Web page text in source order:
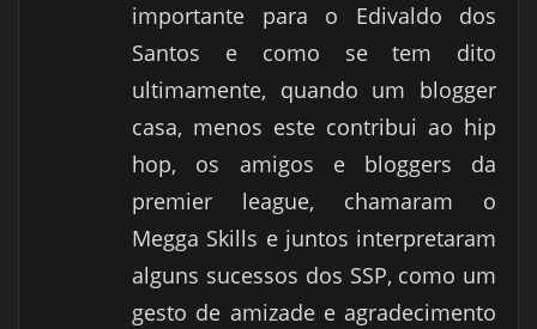
importante para o Edivaldo dos
Santos e como se tem dito
ultimamente, quando um blogger
casa, menos este contribui ao hip
hop, os amigos e bloggers da
premier league, chamaram o
Megga Skills e juntos interpretaram
alguns sucessos dos SSP, como um
gesto de amizade e agradecimento